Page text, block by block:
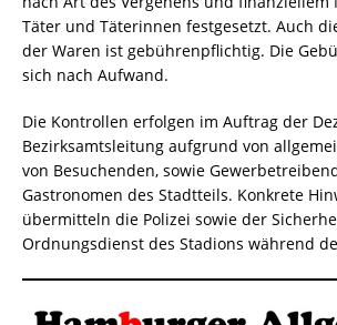
Täter und Täterinnen festgesetzt. Auch
der Waren ist gebührenpflichtig. Die
sich nach Aufwand.
Die Kontrollen erfolgen im Auftrag der
Bezirksamtsleitung aufgrund von
von Besuchenden, sowie
Gastronomen des Stadtteils. Konkrete
übermitteln die Polizei sowie der
Ordnungsdienst des Stadions während